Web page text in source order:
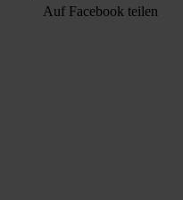
Auf Facebook teilen